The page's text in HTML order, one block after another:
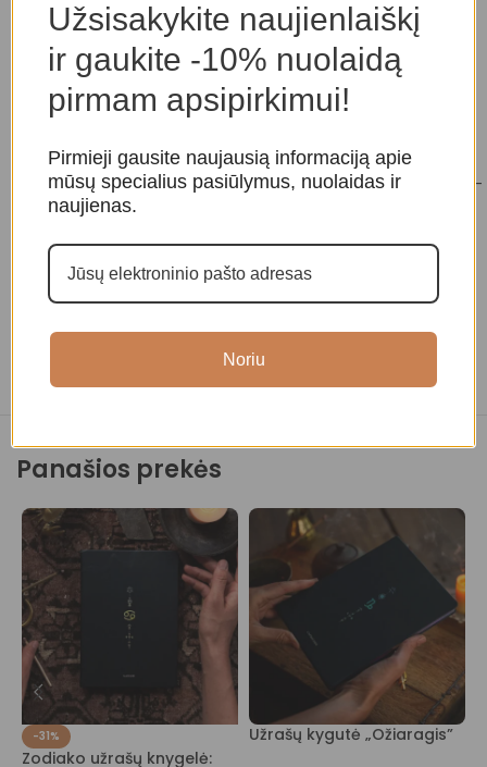
Mokymosi priemonė pradedantiesiems.
Stebėjimo įrankis astrologams.
Spalva: juoda.
Nuotraukos ir aprašymai:
https://magicofi.com/collections/2025/products/2025-
astrological-planner-black
Panašios prekės
-31%
Zodiako užrašų knygelė:
Užrašų kygutė „Ožiaragis”
Užsisakykite naujienlaiškį
ir gaukite -10% nuolaidą
pirmam apsipirkimui!
Pirmieji gausite naujausią informaciją apie
mūsų specialius pasiūlymus, nuolaidas ir
naujienas.
Noriu